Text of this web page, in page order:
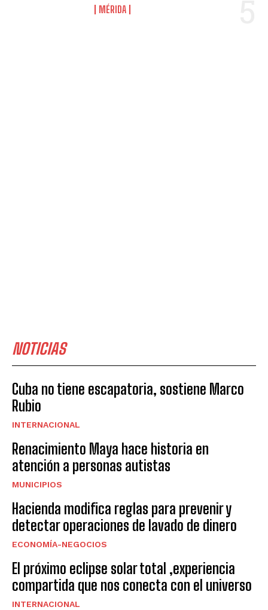
MÉRIDA
NOTICIAS
Cuba no tiene escapatoria, sostiene Marco
Rubio
INTERNACIONAL
Renacimiento Maya hace historia en
atención a personas autistas
MUNICIPIOS
Hacienda modifica reglas para prevenir y
detectar operaciones de lavado de dinero
ECONOMÍA-NEGOCIOS
El próximo eclipse solar total ,experiencia
compartida que nos conecta con el universo
INTERNACIONAL